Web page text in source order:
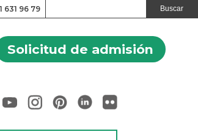
631 96 79
Solicitud de admisión